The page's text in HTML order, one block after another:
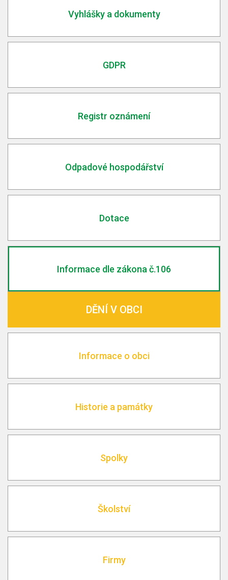
Vyhlášky a dokumenty
GDPR
Registr oznámení
Odpadové hospodářství
Dotace
Informace dle zákona č.106
DĚNÍ V OBCI
Informace o obci
Historie a památky
Spolky
Školství
Firmy